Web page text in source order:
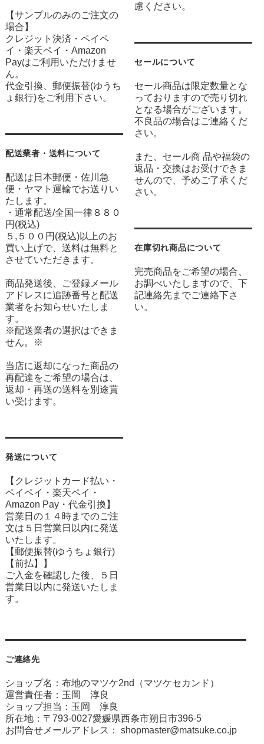
【サンプルのみのご注文の
場合】
クレジット決済・ペイペ
イ・楽天ペイ・Amazon
Payはご利用いただけませ
ん。
代金引換、郵便振替(ゆうち
ょ銀行)をご利用下さい。
配送業者・送料について
配送は日本郵便・佐川急
便・ヤマト運輸でお送りい
たします。
・通常配送/全国一律８８０
円(税込)
５,５００円(税込)以上のお
買い上げで、送料は無料と
させていただきます。
商品発送後、ご登録メール
アドレスに追跡番号と配送
業者をお知らせいたしま
す。
※配送業者の選択はできま
せん。※
当店に返却になった商品の
再配達をご希望の場合は、
返却・再送の送料を別途貰
い受けます。
発送について
【クレジットカード払い・
ペイペイ・楽天ペイ・
Amazon Pay・ 代金引換】
営業日の１４時までのご注
文は５日営業日以内に発送
いたします。
【郵便振替(ゆうちょ銀行)
【前払】】
ご入金を確認した後、５日
営業日以内に発送いたしま
す。
慮ください。
セールについて
セール商品は限定数量とな
っておりますので売り切れ
となる場合がございます。
不良品の場合はご連絡くだ
さい。
また、セール商 品や福袋の
返品・交換はお受けできま
せんので、予めご了承くだ
さい。
在庫切れ商品について
完売商品をご希望の場合、
お調べいたしますので、下
記連絡先までご連絡下さ
い。
ご連絡先
ショップ名：布地のマツケ2nd（マツケセカンド）
運営責任者：玉岡 淳良
ショップ担当：玉岡 淳良
所在地：〒793-0027愛媛県西条市朔日市396-5
お問合せメールアドレス： shopmaster@matsuke.co.jp